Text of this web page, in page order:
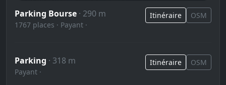
Parking Bourse · 290 m
1767 places · Payant ·
Itinéraire OSM
Parking · 318 m
Payant ·
Itinéraire OSM